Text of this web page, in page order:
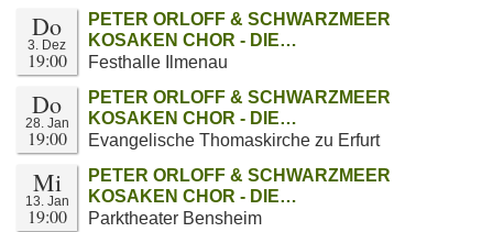
Do
3. Dez
19:00
PETER ORLOFF & SCHWARZMEER
KOSAKEN CHOR - DIE…
Festhalle Ilmenau
Do
28. Jan
19:00
PETER ORLOFF & SCHWARZMEER
KOSAKEN CHOR - DIE…
Evangelische Thomaskirche zu Erfurt
Mi
13. Jan
19:00
PETER ORLOFF & SCHWARZMEER
KOSAKEN CHOR - DIE…
Parktheater Bensheim